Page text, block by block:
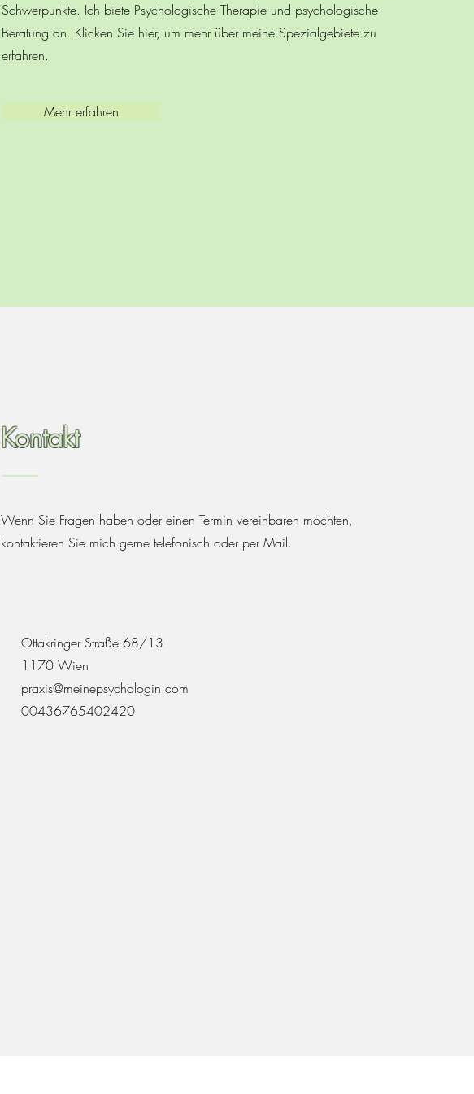
Schwerpunkte. Ich biete Psychologische Therapie und psychologische
Beratung an. Klicken Sie hier, um mehr über meine Spezialgebiete zu
erfahren.
Mehr erfahren
Kontakt
Wenn Sie Fragen haben oder einen Termin vereinbaren möchten,
kontaktieren Sie mich gerne telefonisch oder per Mail.
Ottakringer Straße 68/13
1170 Wien
praxis@meinepsychologin.com
00436765402420